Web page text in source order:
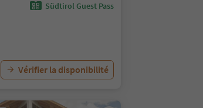
Südtirol Guest Pass
Vérifier la disponibilité